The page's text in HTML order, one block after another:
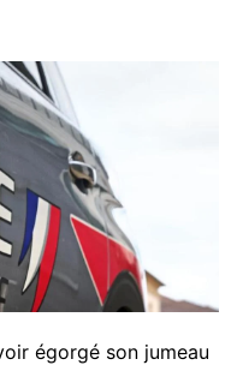
égorgé son jumeau